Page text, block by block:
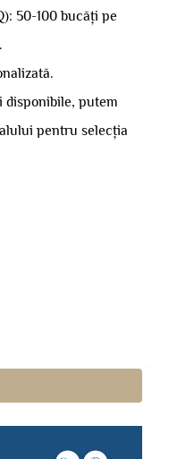
50-100 bucăți pe
putem
pentru selecția